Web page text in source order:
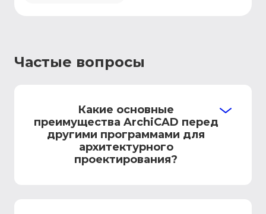
Частые вопросы
Какие основные
преимущества ArchiCAD перед
другими программами для
архитектурного
проектирования?